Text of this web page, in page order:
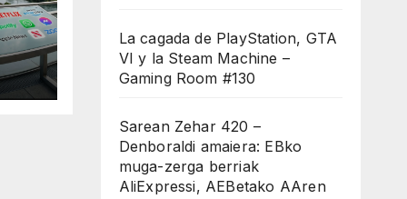
La cagada de PlayStation, GTA
VI y la Steam Machine –
Gaming Room #130
Sarean Zehar 420 –
Denboraldi amaiera: EBko
muga-zerga berriak
AliExpressi, AEBetako AAren